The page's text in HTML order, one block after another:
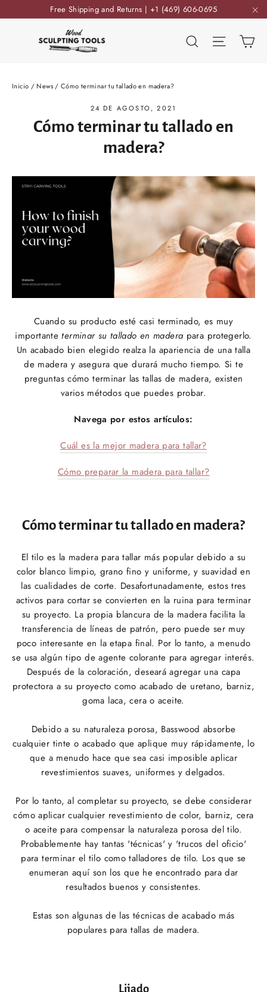
directamente
Free Shipping and Returns | +1 (469) 606-0695
Buscar
Inicio / News / Cómo terminar tu tallado en madera?
24 DE AGOSTO, 2021
Cómo terminar tu tallado en
madera?
Cuando su producto esté casi terminado, es muy
importanteterminar su tallado en madera para protegerlo.
Un acabado bien elegido realza la apariencia de una talla
de madera y asegura que durará mucho tiempo. Si te
preguntas cómo terminar las tallas de madera, existen
varios métodos que puedes probar.
Navega por estos artículos:
Cuál es la mejor madera para tallar?
Cómo preparar la madera para tallar?
Cómo terminar tu tallado en madera?
El tilo es la madera para tallar más popular debido a su
color blanco limpio, grano fino y uniforme, y suavidad en
las cualidades de corte. Desafortunadamente, estos tres
activos para cortar se convierten en la ruina para terminar
su proyecto. La propia blancura de la madera facilita la
transferencia de líneas de patrón, pero puede ser muy
poco interesante en la etapa final. Por lo tanto, a menudo
se usa algún tipo de agente colorante para agregar interés.
Después de la coloración, deseará agregar una capa
protectora a su proyecto como acabado de uretano, barniz,
goma laca, cera o aceite.
Debido a su naturaleza porosa, Basswood absorbe
cualquier tinte o acabado que aplique muy rápidamente, lo
que a menudo hace que sea casi imposible aplicar
revestimientos suaves, uniformes y delgados.
Por lo tanto, al completar su proyecto, se debe considerar
cómo aplicar cualquier revestimiento de color, barniz, cera
o aceite para compensar la naturaleza porosa del tilo.
Probablemente hay tantas 'técnicas' y 'trucos del oficio'
para terminar el tilo como talladores de tilo. Los que se
enumeran aquí son los que he encontrado para dar
resultados buenos y consistentes.
Estas son algunas de las técnicas de acabado más
populares para tallas de madera.
Lijado